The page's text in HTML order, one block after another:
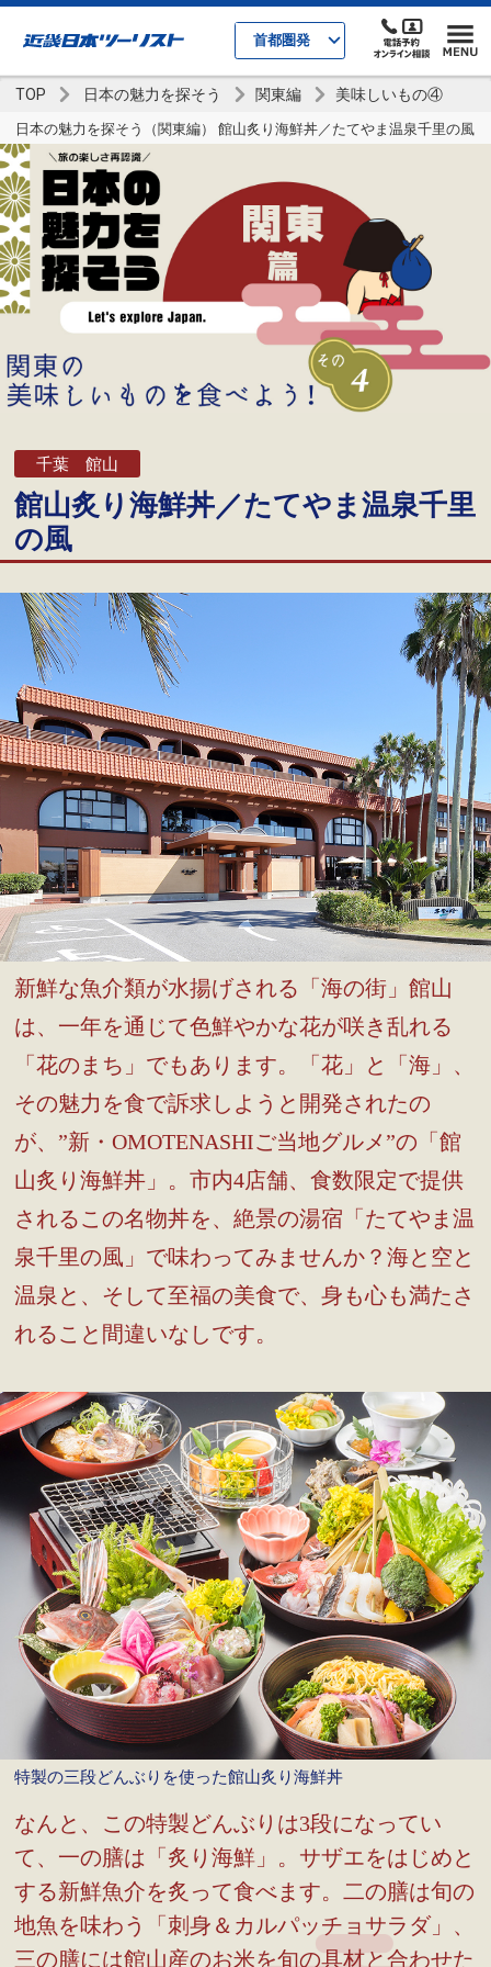
首都圏発
TOP 日本の魅力を探そう 関東編 美味しいもの④
日本の魅力を探そう（関東編） 館山炙り海鮮丼／たてやま温泉千里の風
千葉 館山
館山炙り海鮮丼／たてやま温泉千里
の風
新鮮な魚介類が水揚げされる「海の街」館山
は、一年を通じて色鮮やかな花が咲き乱れる
「花のまち」でもあります。「花」と「海」、
その魅力を食で訴求しようと開発されたの
が、”新・OMOTENASHIご当地グルメ”の「館
山炙り海鮮丼」。市内4店舗、食数限定で提供
されるこの名物丼を、絶景の湯宿「たてやま温
泉千里の風」で味わってみませんか？海と空と
温泉と、そして至福の美食で、身も心も満たさ
れること間違いなしです。
特製の三段どんぶりを使った館山炙り海鮮丼
なんと、この特製どんぶりは3段になってい
て、一の膳は「炙り海鮮」。サザエをはじめと
する新鮮魚介を炙って食べます。二の膳は旬の
地魚を味わう「刺身＆カルパッチョサラダ」、
三の膳には館山産のお米を旬の具材と合わせた